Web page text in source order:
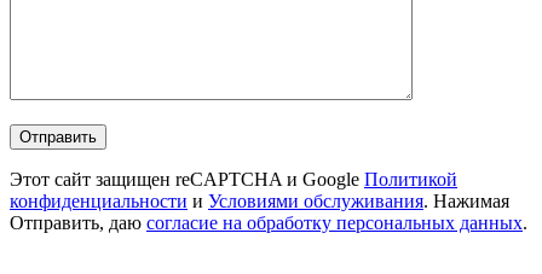
Этот сайт защищен reCAPTCHA и Google Политикой
конфиденциальности и Условиями обслуживания. Нажимая
Отправить, даю согласие на обработку персональных данных.